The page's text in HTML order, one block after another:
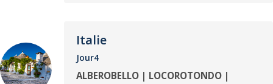
Italie
Jour4
ALBEROBELLO | LOCOROTONDO |